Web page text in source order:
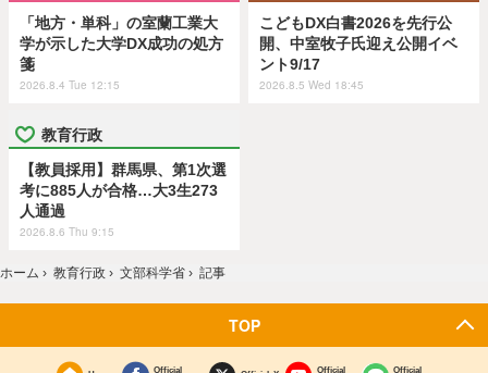
「地方・単科」の室蘭工業大
学が示した大学DX成功の処方
箋
2026.8.4 Tue 12:15
こどもDX白書2026を先行公
開、中室牧子氏迎え公開イベ
ント9/17
2026.8.5 Wed 18:45
教育行政
【教員採用】群馬県、第1次選
考に885人が合格…大3生273
人通過
2026.8.6 Thu 9:15
ホーム › 教育行政 › 文部科学省 › 記事
TOP
Official Official Official